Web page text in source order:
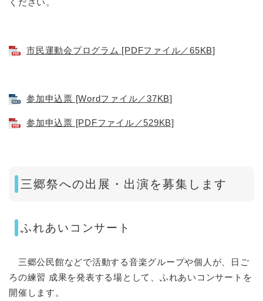
市民運動会プログラム [PDFファイル／65KB]
参加申込票 [Wordファイル／37KB]
参加申込票 [PDFファイル／529KB]
三郷祭への出展・出演を募集します
ふれあいコンサート
三郷公民館などで活動する音楽グループや個人が、日ご
ろの練習 成果を発表する場として、ふれあいコンサートを
開催します。